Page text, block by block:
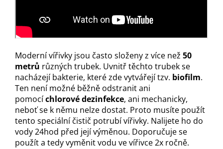
Moderní vířivky jsou často složeny z více než 50
metrů různých trubek. Uvnitř těchto trubek se
nacházejí bakterie, které zde vytvářejí tzv. biofilm.
Ten není možné běžně odstranit ani
pomocíchlorové dezinfekce, ani mechanicky,
neboť se k němu nelze dostat. Proto musíte použít
tento speciální čistič potrubí vířivky. Nalijete ho do
vody 24hod před její výměnou. Doporučuje se
použít a tedy vyměnit vodu ve vířivce 2x ročně.